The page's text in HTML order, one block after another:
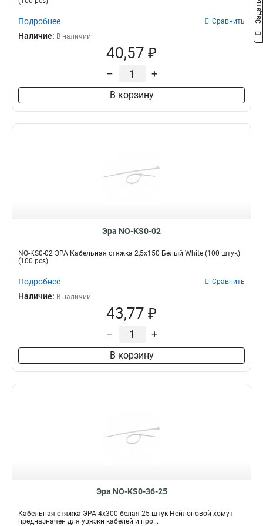
Подробнее Сравнить
Наличие: В наличии
40,57 ₽
– +
В корзину
Эра NO-KS0-02
NO-KS0-02 ЭРА Кабельная стяжка 2,5х150 Белый White (100 штук)
(100 pcs)
Подробнее Сравнить
Наличие: В наличии
43,77 ₽
– +
В корзину
Эра NO-KS0-36-25
Кабельная стяжка ЭРА 4x300 белая 25 штук Нейлоновой хомут
предназначен для увязки кабелей и про...